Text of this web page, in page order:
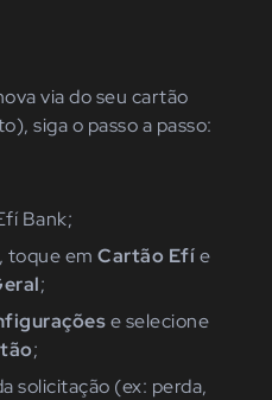
via do seu cartão
siga o passo a passo:
Bank;
, toque em Cartão Efíe
;
e selecione
;
solicitação (ex: perda,